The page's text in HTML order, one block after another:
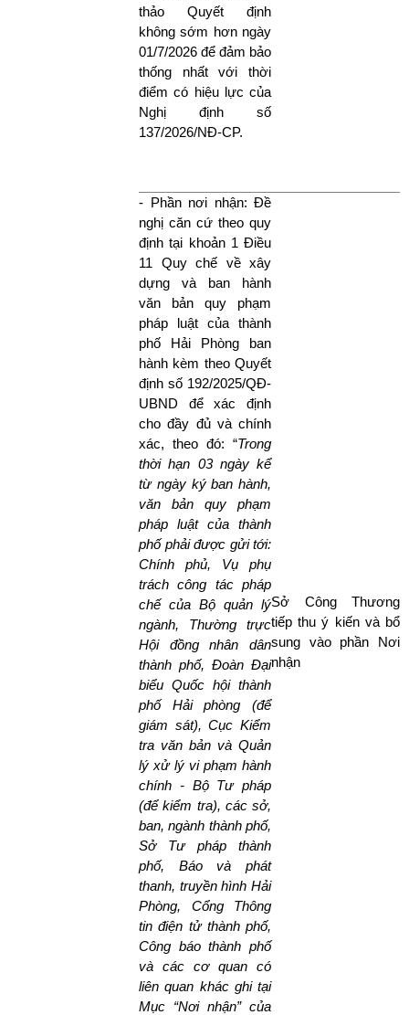
thảo Quyết định
không sớm hơn ngày
01/7/2026 để đảm bảo
thống nhất với thời
điểm có hiệu lực của
Nghị định số
137/2026/NĐ-CP.
- Phần nơi nhận: Đề
nghị căn cứ theo quy
định tại khoản 1 Điều
11 Quy chế về xây
dựng và ban hành
văn bản quy phạm
pháp luật của thành
phố Hải Phòng ban
hành kèm theo Quyết
định số 192/2025/QĐ-
UBND để xác định
cho đầy đủ và chính
xác, theo đó: “Trong
thời hạn 03 ngày kể
từ ngày ký ban hành,
văn bản quy phạm
pháp luật của thành
phố phải được gửi tới:
Chính phủ, Vụ phụ
trách công tác pháp
chế của Bộ quản lý
ngành, Thường trực
Hội đồng nhân dân
thành phố, Đoàn Đại
biểu Quốc hội thành
phố Hải phòng (để
giám sát), Cục Kiểm
tra văn bản và Quản
lý xử lý vi phạm hành
chính - Bộ Tư pháp
(để kiểm tra), các sở,
ban, ngành thành phố,
Sở Tư pháp thành
phố, Báo và phát
thanh, truyền hình Hải
Phòng, Cổng Thông
tin điện tử thành phố,
Công báo thành phố
và các cơ quan có
liên quan khác ghi tại
Mục “Nơi nhận” của
Sở Công Thương
tiếp thu ý kiến và bổ
sung vào phần Nơi
nhận